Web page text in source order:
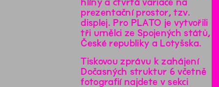
hlíny a čtvrtá variace na
prezentační prostor, tzv.
displej. Pro PLATO je vytvořili
tři umělci ze Spojených států,
České republiky a Lotyšska.
Tiskovou zprávu k zahájení
Dočasných struktur 6 včetně
fotografií najdete v sekci